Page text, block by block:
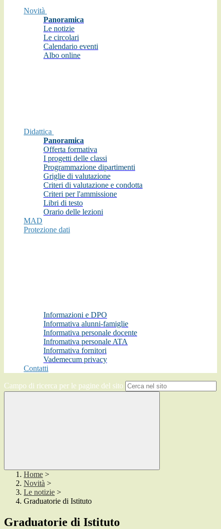
Novità
Panoramica
Le notizie
Le circolari
Calendario eventi
Albo online
Didattica
Panoramica
Offerta formativa
I progetti delle classi
Programmazione dipartimenti
Griglie di valutazione
Criteri di valutazione e condotta
Criteri per l'ammissione
Libri di testo
Orario delle lezioni
MAD
Protezione dati
Informazioni e DPO
Informativa alunni-famiglie
Informativa personale docente
Infromativa personale ATA
Informativa fornitori
Vademecum privacy
Contatti
Campo di ricerca per le pagine del sito
Home >
Novità >
Le notizie >
Graduatorie di Istituto
Graduatorie di Istituto